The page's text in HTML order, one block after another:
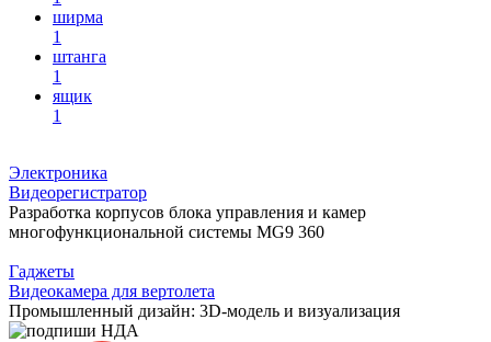
ширма
1
штанга
1
ящик
1
Электроника
Видеорегистратор
Разработка корпусов блока управления и камер
многофункциональной системы MG9 360
Гаджеты
Видеокамера для вертолета
Промышленный дизайн: 3D-модель и визуализация